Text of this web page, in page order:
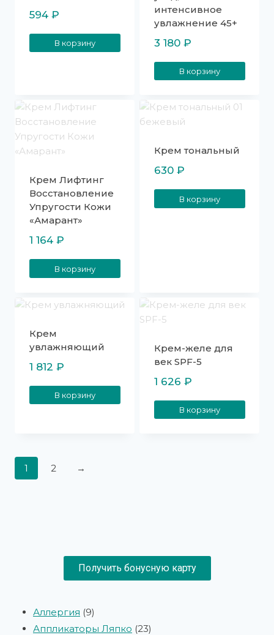
594 ₽
В корзину
интенсивное
увлажнение 45+
3 180 ₽
В корзину
Крем Лифтинг
Восстановление
Упругости Кожи
«Амарант»
1 164 ₽
В корзину
Крем тональный
630 ₽
В корзину
Крем
увлажняющий
1 812 ₽
В корзину
Крем-желе для
век SPF-5
1 626 ₽
В корзину
1 2 →
Получить бонусную карту
Аллергия 9
Аппликаторы Ляпко 23